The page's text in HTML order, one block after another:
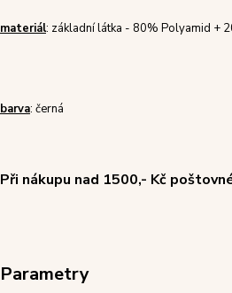
materiál: základní látka - 80% Polyamid +
barva: černá
Při nákupu nad 1500,- Kč
Parametry